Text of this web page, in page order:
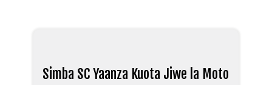
Simba SC Yaanza Kuota Jiwe la Moto